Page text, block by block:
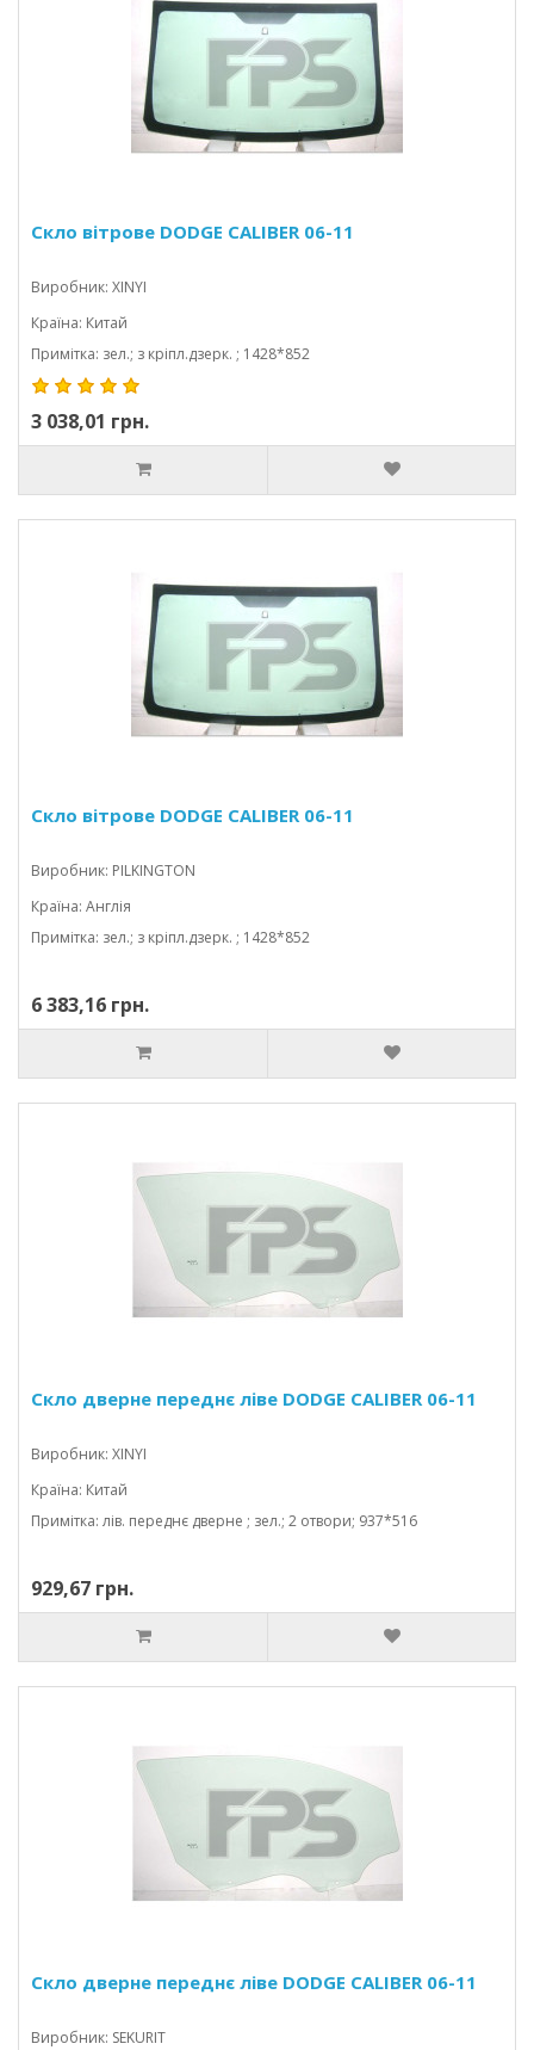
Скло вітрове DODGE CALIBER 06-11
Виробник: XINYI
Країна: Китай
Примітка: зел.; з кріпл.дзерк. ; 1428*852
3 038,01 грн.
Скло вітрове DODGE CALIBER 06-11
Виробник: PILKINGTON
Країна: Англія
Примітка: зел.; з кріпл.дзерк. ; 1428*852
6 383,16 грн.
Скло дверне переднє ліве DODGE CALIBER 06-11
Виробник: XINYI
Країна: Китай
Примітка: лів. переднє дверне ; зел.; 2 отвори; 937*516
929,67 грн.
Скло дверне переднє ліве DODGE CALIBER 06-11
Виробник: SEKURIT